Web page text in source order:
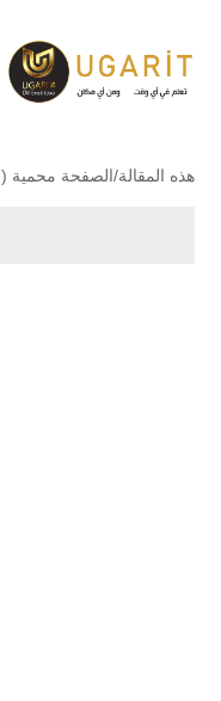
محمي بكلمة
هذه المقالة/الصفحة